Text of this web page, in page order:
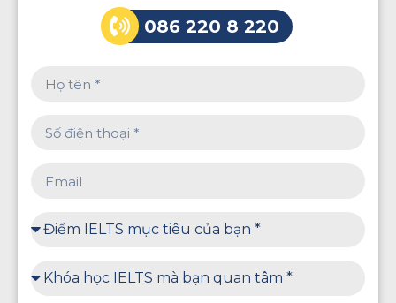
086 220 8 220